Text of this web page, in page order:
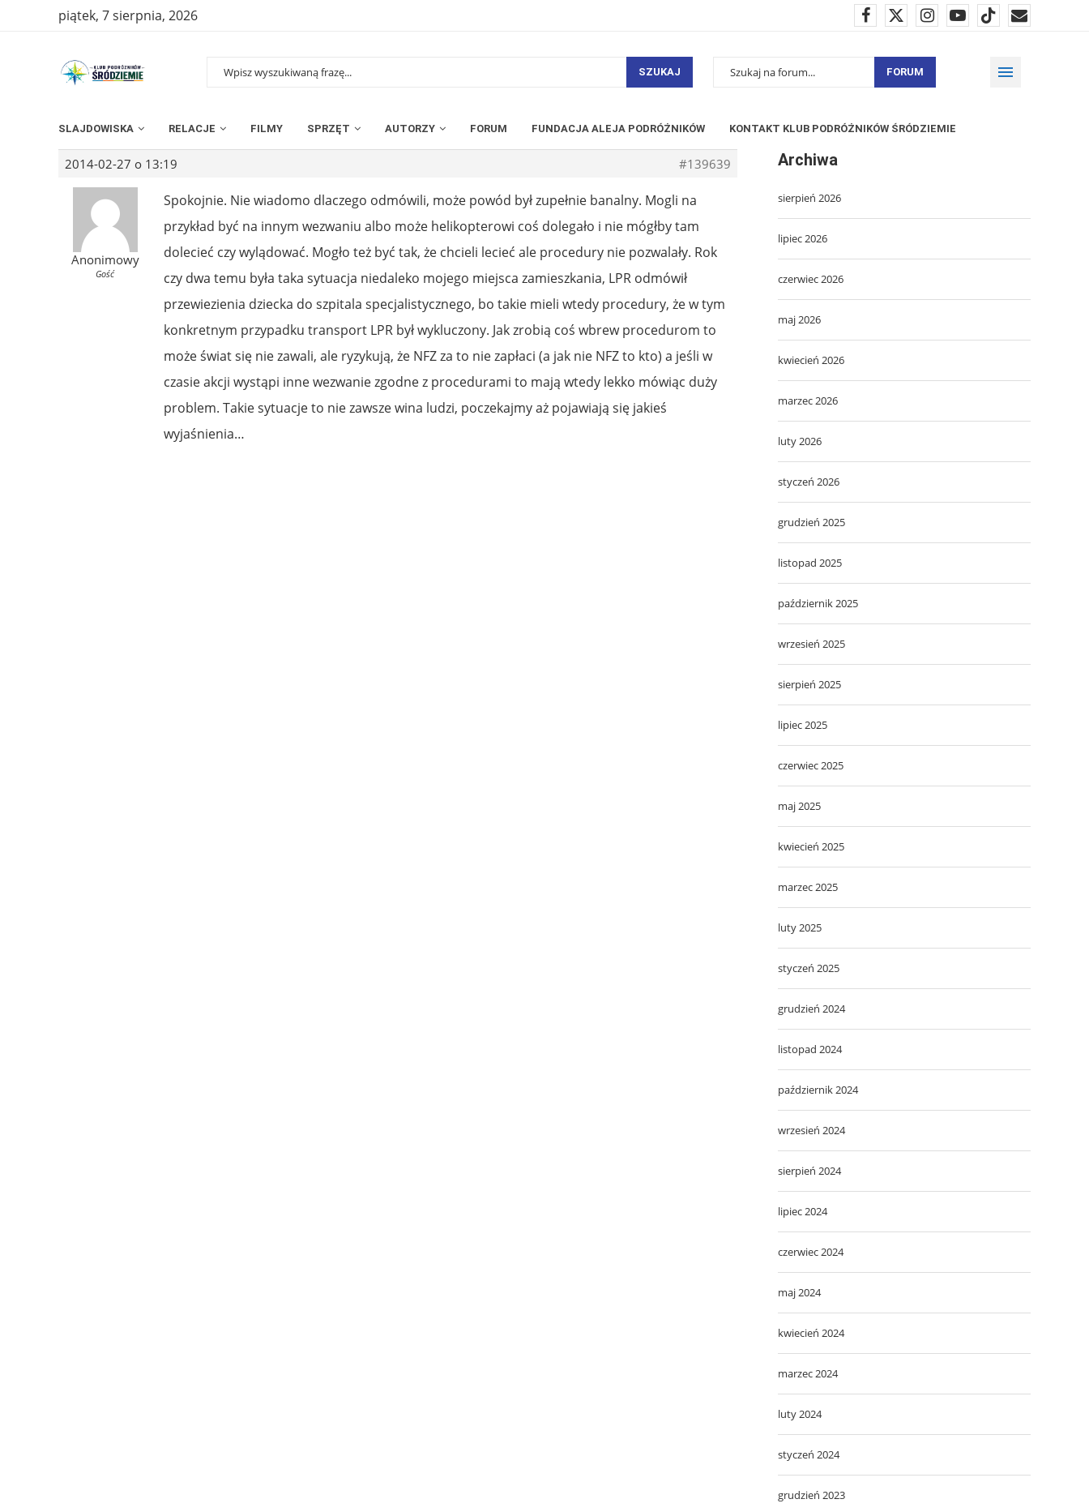
piątek, 7 sierpnia, 2026
SZUKAJ FORUM
SLAJDOWISKA RELACJE FILMY SPRZĘT AUTORZY FORUM FUNDACJA ALEJA PODRÓŻNIKÓW KONTAKT KLUB PODRÓŻNIKÓW ŚRÓDZIEMIE
2014-02-27 o 13:19 #139639
Anonimowy
Gość
Spokojnie. Nie wiadomo dlaczego odmówili, może powód był zupełnie banalny. Mogli na
przykład być na innym wezwaniu albo może helikopterowi coś dolegało i nie mógłby tam
dolecieć czy wylądować. Mogło też być tak, że chcieli lecieć ale procedury nie pozwalały. Rok
czy dwa temu była taka sytuacja niedaleko mojego miejsca zamieszkania, LPR odmówił
przewiezienia dziecka do szpitala specjalistycznego, bo takie mieli wtedy procedury, że w tym
konkretnym przypadku transport LPR był wykluczony. Jak zrobią coś wbrew procedurom to
może świat się nie zawali, ale ryzykują, że NFZ za to nie zapłaci (a jak nie NFZ to kto) a jeśli w
czasie akcji wystąpi inne wezwanie zgodne z procedurami to mają wtedy lekko mówiąc duży
problem. Takie sytuacje to nie zawsze wina ludzi, poczekajmy aż pojawiają się jakieś
wyjaśnienia…
Archiwa
sierpień 2026
lipiec 2026
czerwiec 2026
maj 2026
kwiecień 2026
marzec 2026
luty 2026
styczeń 2026
grudzień 2025
listopad 2025
październik 2025
wrzesień 2025
sierpień 2025
lipiec 2025
czerwiec 2025
maj 2025
kwiecień 2025
marzec 2025
luty 2025
styczeń 2025
grudzień 2024
listopad 2024
październik 2024
wrzesień 2024
sierpień 2024
lipiec 2024
czerwiec 2024
maj 2024
kwiecień 2024
marzec 2024
luty 2024
styczeń 2024
grudzień 2023